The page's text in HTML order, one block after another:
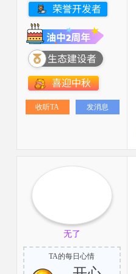
收听TA 发消息
无了
TA的每日心情